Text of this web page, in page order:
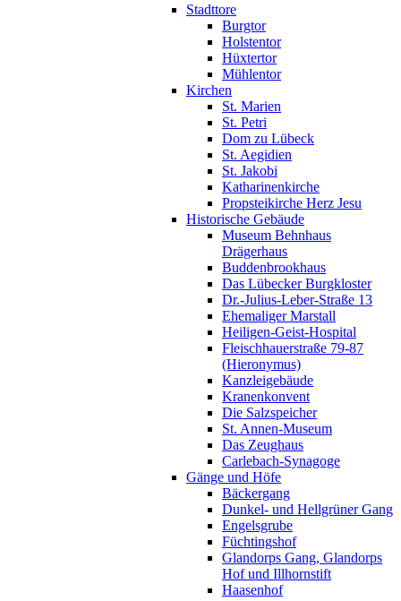
Stadttore
Burgtor
Holstentor
Hüxtertor
Mühlentor
Kirchen
St. Marien
St. Petri
Dom zu Lübeck
St. Aegidien
St. Jakobi
Katharinenkirche
Propsteikirche Herz Jesu
Historische Gebäude
Museum Behnhaus
Drägerhaus
Buddenbrookhaus
Das Lübecker Burgkloster
Dr.-Julius-Leber-Straße 13
Ehemaliger Marstall
Heiligen-Geist-Hospital
Fleischhauerstraße 79-87
(Hieronymus)
Kanzleigebäude
Kranenkonvent
Die Salzspeicher
St. Annen-Museum
Das Zeughaus
Carlebach-Synagoge
Gänge und Höfe
Bäckergang
Dunkel- und Hellgrüner Gang
Engelsgrube
Füchtingshof
Glandorps Gang, Glandorps
Hof und Illhornstift
Haasenhof